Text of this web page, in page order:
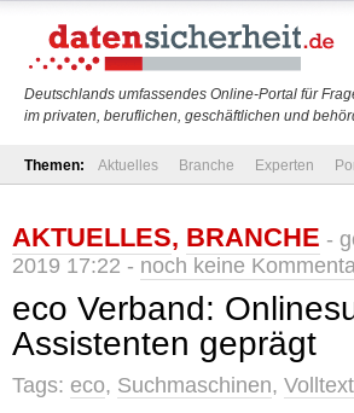
Deutschlands umfassendes Online-Portal für
im privaten, beruflichen, geschäftlichen und
Themen: Aktuelles Branche Experten
AKTUELLES, BRANCHE -
2019 17:22 - noch keine
eco Verband:
Assistenten geprägt
Tags: eco, Suchmaschinen,